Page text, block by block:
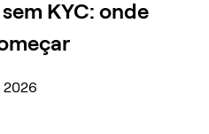
KYC: onde
2026